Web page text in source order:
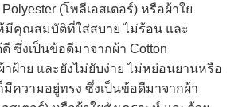
(โพลีเอสเตอร์) หรือผ้าใย
มีคุณสมบัติที่ใส่สบาย ไม่ร้อน และ
ซึ่งเป็นข้อดีมาจากผ้า Cotton
ฝ้าย และยังไม่ยับง่าย ไม่หย่อนยานหรือ
มีความอยู่ทรง ซึ่งเป็นข้อดีมาจากผ้า